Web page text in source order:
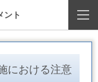
ント
における注意